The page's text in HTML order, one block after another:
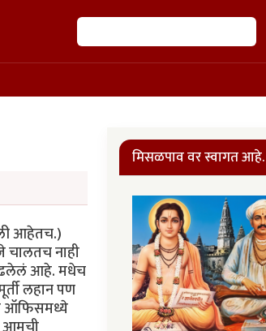
शोध
आहेतच.)
चालतच नाही
आहे. मधेच
लहान पण
ऑफिसमध्ये
मिसळपाव वर स्वागत आहे.